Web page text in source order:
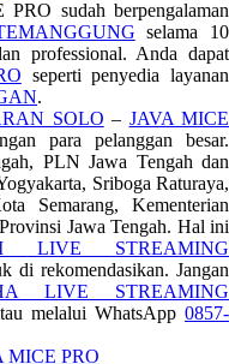
sudah berpengalaman
selama 10
professional. Anda dapat
seperti penyedia layanan
.
SOLO – JAVA MICE
para pelanggan besar.
PLN Jawa Tengah dan
Sriboga Raturaya,
Semarang, Kementerian
Jawa Tengah. Hal ini
LIVE STREAMING
di rekomendasikan. Jangan
LIVE STREAMING
melalui WhatsApp0857-
MICE PRO